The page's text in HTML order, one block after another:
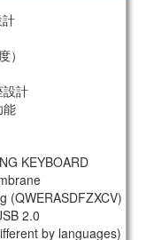
）
設計
能
KEYBOARD
2.0